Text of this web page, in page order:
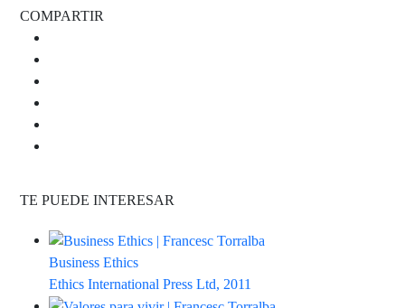
COMPARTIR
TE PUEDE INTERESAR
Business Ethics
Ethics International Press Ltd, 2011